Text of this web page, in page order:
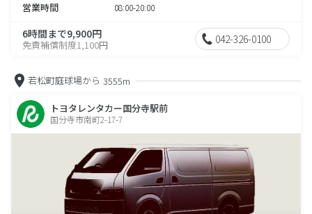
営業時間 08:00-20:00
6時間まで9,900円
免責補償制度1,100円 042-326-0100
若松町庭球場から 3555m
トヨタレンタカー国分寺駅前
国分寺市南町2-17-7